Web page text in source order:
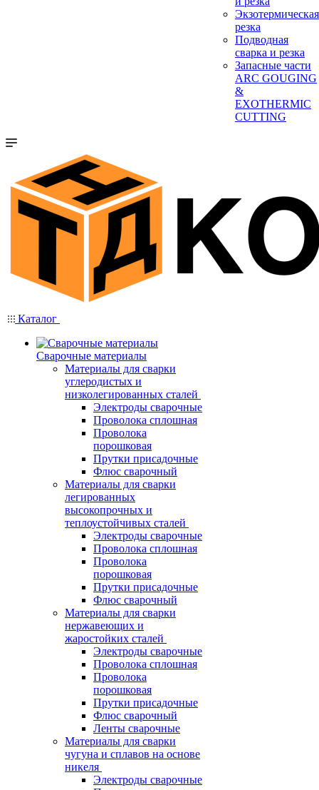
Экзотермическая
резка
Подводная
сварка и резка
Запасные части
ARC GOUGING
&
EXOTHERMIC
CUTTING
Каталог
Сварочные материалы
Материалы для сварки
углеродистых и
низколегированных сталей
Электроды сварочные
Проволока сплошная
Проволока
порошковая
Прутки присадочные
Флюс сварочный
Материалы для сварки
легированных
высокопрочных и
теплоустойчивых сталей
Электроды сварочные
Проволока сплошная
Проволока
порошковая
Прутки присадочные
Флюс сварочный
Материалы для сварки
нержавеющих и
жаростойких сталей
Электроды сварочные
Проволока сплошная
Проволока
порошковая
Прутки присадочные
Флюс сварочный
Ленты сварочные
Материалы для сварки
чугуна и сплавов на основе
никеля
Электроды сварочные